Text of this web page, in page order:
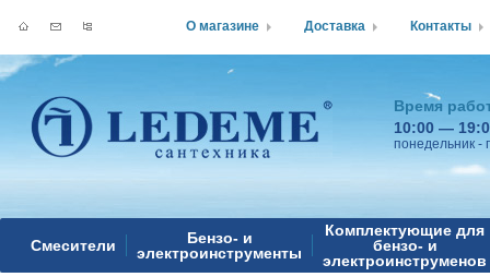
Время
10:00 —
понедельник -
Смесители
Бензо- и
электроинструменты
Комплектующие для
бензо- и
электроинструменов
О магазине Доставка Контакты